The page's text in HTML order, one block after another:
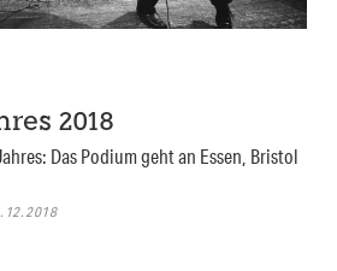
2018
Das Podium geht an Essen, Bristol